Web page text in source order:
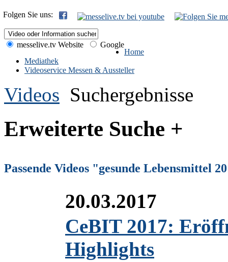
Folgen Sie uns:
messelive.tv Website
Google
Home
Mediathek
Videoservice Messen & Aussteller
Videos Suchergebnisse
Erweiterte Suche +
Passende Videos "gesunde Lebensmittel
20.03.2017
CeBIT 2017:
Highlights